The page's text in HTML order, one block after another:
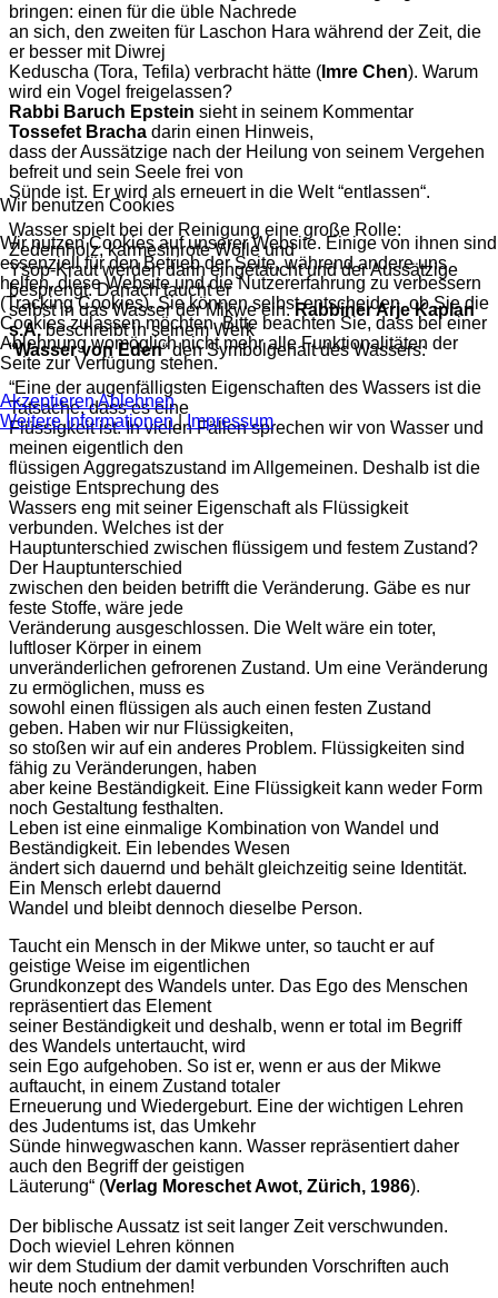
bringen: einen für die üble Nachrede
an sich, den zweiten für Laschon Hara während der Zeit, die
er besser mit Diwrej
Keduscha (Tora, Tefila) verbracht hätte ( Imre Chen). Warum
wird ein Vogel freigelassen?
Rabbi Baruch Epstein sieht in seinem Kommentar
Tossefet Bracha darin einen Hinweis,
dass der Aussätzige nach der Heilung von seinem Vergehen
befreit und sein Seele frei von
Sünde ist. Er wird als erneuert in die Welt “entlassen“.
Wasser spielt bei der Reinigung eine große Rolle:
Zedernholz, karmesinrote Wolle und
Ysop-Kraut werden darin eingetaucht und der Aussätzige
besprengt. Danach taucht er
selbst in das Wasser der Mikwe ein.Rabbiner Arje Kaplan
s.A.beschreibt in seinem Werk
“Wasser von Eden“ den Symbolgehalt des Wassers:
“Eine der augenfälligsten Eigenschaften des Wassers ist die
Tatsache, dass es eine
Flüssigkeit ist. In vielen Fällen sprechen wir von Wasser und
meinen eigentlich den
flüssigen Aggregatszustand im Allgemeinen. Deshalb ist die
geistige Entsprechung des
Wassers eng mit seiner Eigenschaft als Flüssigkeit
verbunden. Welches ist der
Hauptunterschied zwischen flüssigem und festem Zustand?
Der Hauptunterschied
zwischen den beiden betrifft die Veränderung. Gäbe es nur
feste Stoffe, wäre jede
Veränderung ausgeschlossen. Die Welt wäre ein toter,
luftloser Körper in einem
unveränderlichen gefrorenen Zustand. Um eine Veränderung
zu ermöglichen, muss es
sowohl einen flüssigen als auch einen festen Zustand
geben. Haben wir nur Flüssigkeiten,
so stoßen wir auf ein anderes Problem. Flüssigkeiten sind
fähig zu Veränderungen, haben
aber keine Beständigkeit. Eine Flüssigkeit kann weder Form
noch Gestaltung festhalten.
Leben ist eine einmalige Kombination von Wandel und
Beständigkeit. Ein lebendes Wesen
ändert sich dauernd und behält gleichzeitig seine Identität.
Ein Mensch erlebt dauernd
Wandel und bleibt dennoch dieselbe Person.
Taucht ein Mensch in der Mikwe unter, so taucht er auf
geistige Weise im eigentlichen
Grundkonzept des Wandels unter. Das Ego des Menschen
repräsentiert das Element
seiner Beständigkeit und deshalb, wenn er total im Begriff
des Wandels untertaucht, wird
sein Ego aufgehoben. So ist er, wenn er aus der Mikwe
auftaucht, in einem Zustand totaler
Erneuerung und Wiedergeburt. Eine der wichtigen Lehren
des Judentums ist, das Umkehr
Sünde hinwegwaschen kann. Wasser repräsentiert daher
auch den Begriff der geistigen
Läuterung“ (Verlag Moreschet Awot, Zürich, 1986).
Der biblische Aussatz ist seit langer Zeit verschwunden.
Doch wieviel Lehren können
wir dem Studium der damit verbunden Vorschriften auch
heute noch entnehmen!
Wir benutzen Cookies
Wir nutzen Cookies auf unserer Website. Einige von ihnen sind
essenziell für den Betrieb der Seite, während andere uns
helfen, diese Website und die Nutzererfahrung zu verbessern
(Tracking Cookies). Sie können selbst entscheiden, ob Sie die
Cookies zulassen möchten. Bitte beachten Sie, dass bei einer
Ablehnung womöglich nicht mehr alle Funktionalitäten der
Seite zur Verfügung stehen.
AkzeptierenAblehnen
Weitere Informationen|Impressum